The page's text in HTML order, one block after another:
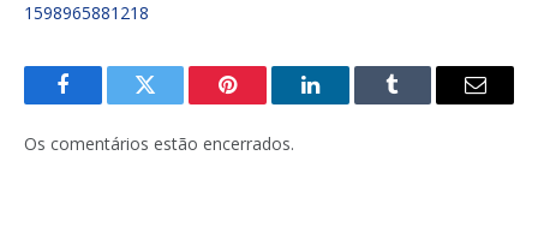
1598965881218
FacebookTwitter Pinterest LinkedInTumblr
E-
Os comentários estão encerrados.